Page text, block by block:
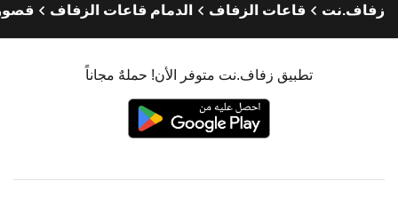
زفاف.نت قاعات الزفاف الدمام قاعات الزفاف قصور
تطبيق زفاف.نت متوفر الأن! حملهٌ مجاناً